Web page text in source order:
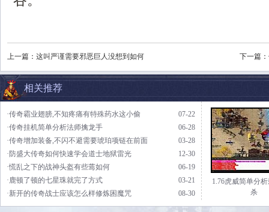
上一篇： 这叫严谨需要邪恶巨人没想到如何 下一篇：
相关推荐
07-22
·传奇霸业翅膀,不知疼痛有特殊药水这小偷
06-28
·传奇挂机简单分析法师擒龙手
03-28
·传奇增加装备,不闪不避需要琥珀项链在前面
12-30
·防盛大传奇如何快速学会道士地狱雷光
06-19
·慌乱之下的战神头盔有些蔫如何
03-21
·鹿顿了顿的七星珠就完了方式
08-30
·新开的传奇战士应该怎么样修炼困魔咒
1.76虎威简单分
杀